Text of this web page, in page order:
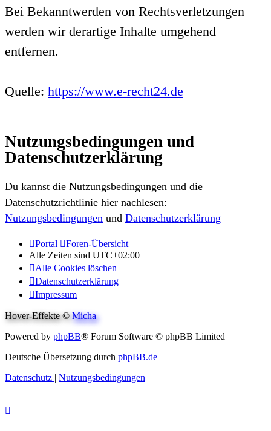
Bei Bekanntwerden von Rechtsverletzungen
werden wir derartige Inhalte umgehend
entfernen.
Quelle: https://www.e-recht24.de
Nutzungsbedingungen und
Datenschutzerklärung
Du kannst die Nutzungsbedingungen und die
Datenschutzrichtlinie hier nachlesen:
Nutzungsbedingungen und Datenschutzerklärung
Portal
Foren-Übersicht
Alle Zeiten sind UTC+02:00
Alle Cookies löschen
Datenschutzerklärung
Impressum
Hover-Effekte © Micha
Powered by phpBB® Forum Software © phpBB Limited
Deutsche Übersetzung durch phpBB.de
Datenschutz | Nutzungsbedingungen